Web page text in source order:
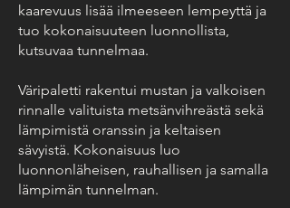
kaarevuus lisää ilmeeseen lempeyttä ja
tuo kokonaisuuteen luonnollista,
kutsuvaa tunnelmaa.
Väripaletti rakentui mustan ja valkoisen
rinnalle valituista metsänvihreästä sekä
lämpimistä oranssin ja keltaisen
sävyistä. Kokonaisuus luo
luonnonläheisen, rauhallisen ja samalla
lämpimän tunnelman.